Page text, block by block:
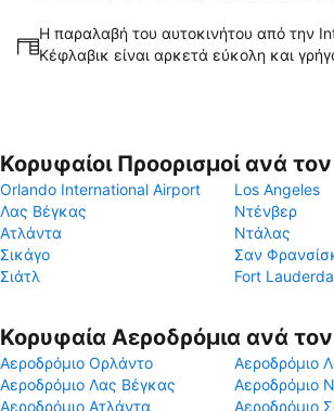
Η παραλαβή του αυτοκινήτου από την
Κέφλαβικ είναι αρκετά εύκολη και
Κορυφαίοι Προορισμοί ανά
Orlando International Airport
Los Angeles
Λας Βέγκας
Ντένβερ
Ατλάντα
Ντάλας
Σικάγο
Σαν
Σιάτλ
Fort
Κορυφαία Αεροδρόμια ανά
Αεροδρόμιο Ορλάντο
Αεροδρόμιο
Αεροδρόμιο Λας Βέγκας
Αεροδρόμιο
Αεροδρόμιο Ατλάντα
Αεροδρόμιο